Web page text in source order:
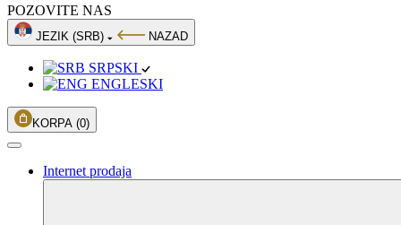
POZOVITE NAS
JEZIK (SRB) NAZAD
SRPSKI
ENGLESKI
KORPA (0)
Internet prodaja